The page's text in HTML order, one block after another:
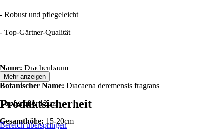
- Robust und pflegeleicht
- Top-Gärtner-Qualität
Name: Drachenbaum
Botanischer Name: Dracaena deremensis fragrans
Topfgröße:12cm
Gesamthöhe: 15-20cm
Mehr anzeigen
Produktsicherheit
Bereich überspringen